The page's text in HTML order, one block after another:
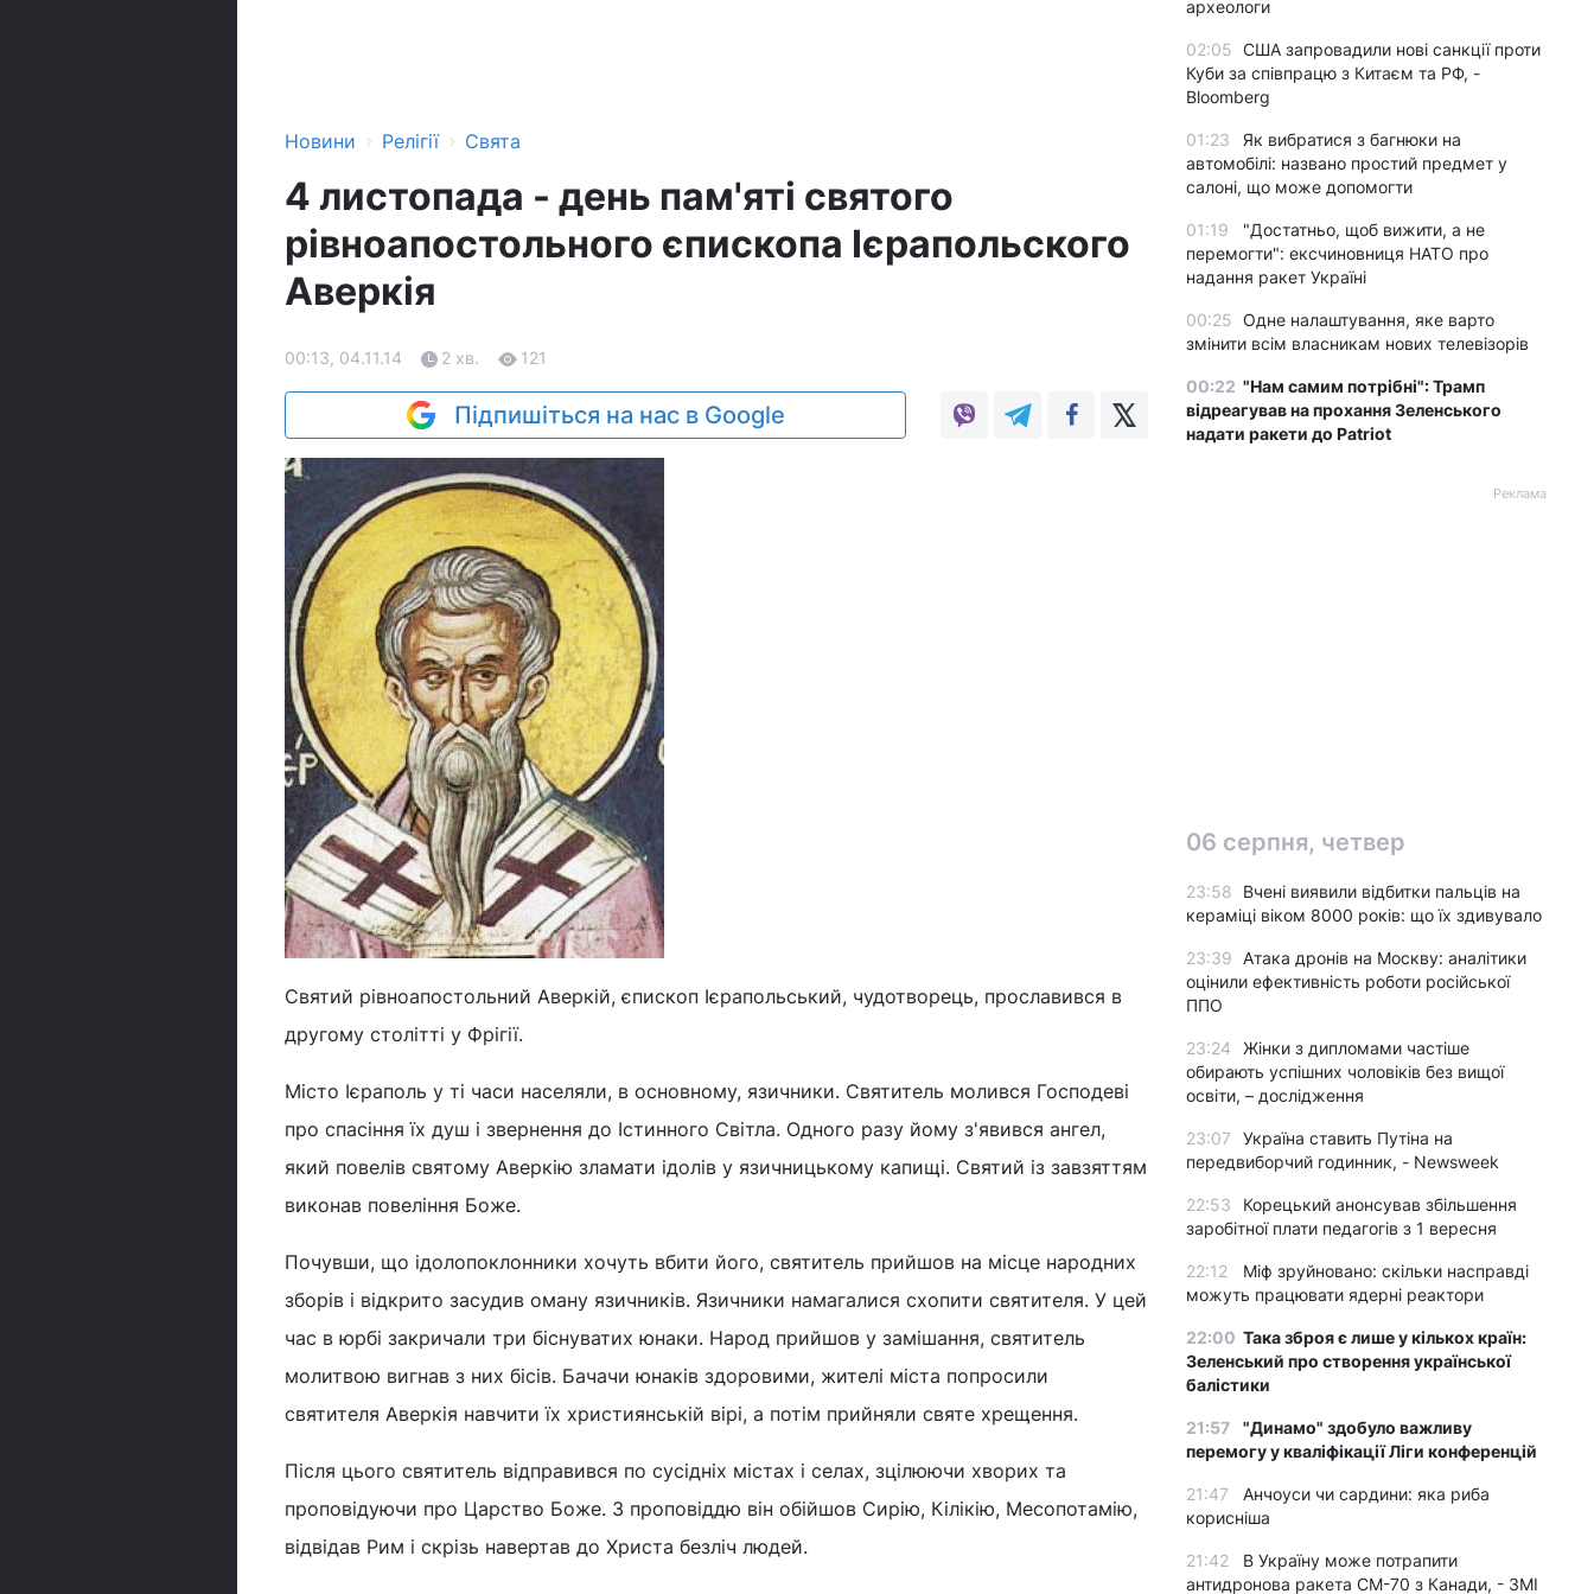
Новини › Релігії › Свята
4 листопада - день пам'яті святого
рівноапостольного єпископа Ієрапольского
Аверкія
00:13, 04.11.14 2 хв. 121
Підпишіться на нас в Google
Святий рівноапостольний Аверкій, єпископ Ієрапольський, чудотворець, прославився в
другому столітті у Фрігії.
Місто Ієраполь у ті часи населяли, в основному, язичники. Святитель молився Господеві
про спасіння їх душ і звернення до Істинного Світла. Одного разу йому з'явився ангел,
який повелів святому Аверкію зламати ідолів у язичницькому капищі. Святий із завзяттям
виконав повеління Боже.
Почувши, що ідолопоклонники хочуть вбити його, святитель прийшов на місце народних
зборів і відкрито засудив оману язичників. Язичники намагалися схопити святителя. У цей
час в юрбі закричали три біснуватих юнаки. Народ прийшов у замішання, святитель
молитвою вигнав з них бісів. Бачачи юнаків здоровими, жителі міста попросили
святителя Аверкія навчити їх християнській вірі, а потім прийняли святе хрещення.
Після цього святитель відправився по сусідніх містах і селах, зцілюючи хворих та
проповідуючи про Царство Боже. З проповіддю він обійшов Сирію, Кілікію, Месопотамію,
відвідав Рим і скрізь навертав до Христа безліч людей.
археологи
02:05 США запровадили нові санкції проти
Куби за співпрацю з Китаєм та РФ, -
Bloomberg
01:23
Як вибратися з багнюки на
автомобілі: названо простий предмет у
салоні, що може допомогти
01:19
"Достатньо, щоб вижити, а не
перемогти": ексчиновниця НАТО про
надання ракет Україні
00:25 Одне налаштування, яке варто
змінити всім власникам нових телевізорів
00:22 "Нам самим потрібні": Трамп
відреагував на прохання Зеленського
надати ракети до Patriot
Реклама
06 серпня, четвер
23:58
Вчені виявили відбитки пальців на
кераміці віком 8000 років: що їх здивувало
23:39
Атака дронів на Москву: аналітики
оцінили ефективність роботи російської
ППО
23:24
Жінки з дипломами частіше
обирають успішних чоловіків без вищої
освіти, – дослідження
23:07
Україна ставить Путіна на
передвиборчий годинник, - Newsweek
22:53
Корецький анонсував збільшення
заробітної плати педагогів з 1 вересня
22:12
Міф зруйновано: скільки насправді
можуть працювати ядерні реактори
22:00 Така зброя є лише у кількох країн:
Зеленський про створення української
балістики
21:57
"Динамо" здобуло важливу
перемогу у кваліфікації Ліги конференцій
21:47
Анчоуси чи сардини: яка риба
корисніша
21:42
В Україну може потрапити
антидронова ракета CM-70 з Канади, - ЗМІ